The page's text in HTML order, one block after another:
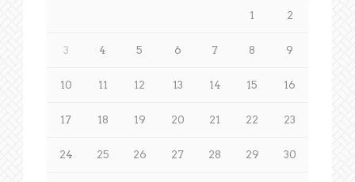
1 2
3 4 5 6 7 8 9
10 11 12 13 14 15 16
17 18 19 20 21 22 23
24 25 26 27 28 29 30